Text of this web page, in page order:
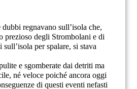
regnavano sull’isola che,
prezioso degli Strombolani e di
per spalare, si stava
e sgomberate dai detriti ma
né veloce poiché ancora oggi
di questi eventi nefasti